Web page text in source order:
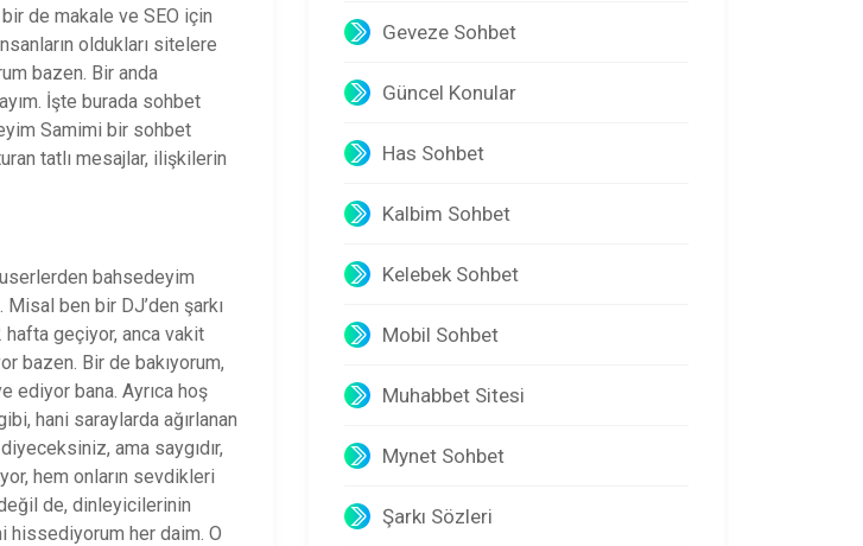
Geveze Sohbet
Güncel Konular
Has Sohbet
Kalbim Sohbet
Kelebek Sohbet
Mobil Sohbet
Muhabbet Sitesi
Mynet Sohbet
Şarkı Sözleri
de makale ve SEO için
oldukları sitelere
bazen. Bir anda
İşte burada sohbet
Samimi bir sohbet
tatlı mesajlar, ilişkilerin
bahsedeyim
ben bir DJ’den şarkı
hafta geçiyor, anca vakit
bazen. Bir de bakıyorum,
ediyor bana. Ayrıca hoş
hani saraylarda ağırlanan
ama saygıdır,
hem onların sevdikleri
de, dinleyicilerinin
hissediyorum her daim. O